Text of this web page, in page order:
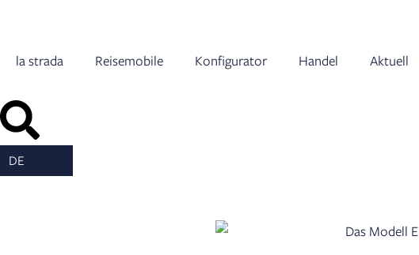
la strada Reisemobile Konfigurator Handel Aktuell
DE